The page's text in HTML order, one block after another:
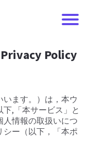
Policy
ます。）は，本ウ
,「本サービス」と
人情報の取扱いにつ
シー（以下，「本ポ